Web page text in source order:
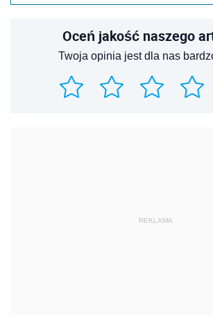
Oceń jakość naszego
Twoja opinia jest dla nas
REKLAMA